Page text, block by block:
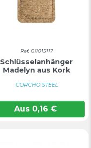
Ref: GI1015117
Schlüsselanhänger
Madelyn aus Kork
CORCHO STEEL
Aus0,16 €